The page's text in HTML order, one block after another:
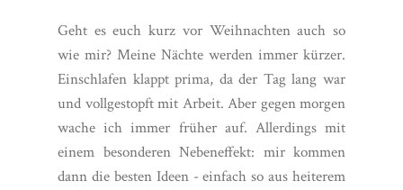
Geht es euch kurz vor Weihnachten auch so
wie mir? Meine Nächte werden immer kürzer.
Einschlafen klappt prima, da der Tag lang war
und vollgestopft mit Arbeit. Aber gegen morgen
wache ich immer früher auf. Allerdings mit
einem besonderen Nebeneffekt: mir kommen
dann die besten Ideen - einfach so aus heiterem